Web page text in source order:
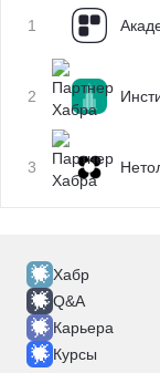
1
2
3
Хабр
Q&A
Карьера
Курсы